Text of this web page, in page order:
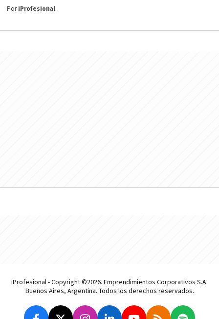
PoriProfesional
iProfesional - Copyright ©2026. Emprendimientos Corporativos S.A.
Buenos Aires, Argentina. Todos los derechos reservados.